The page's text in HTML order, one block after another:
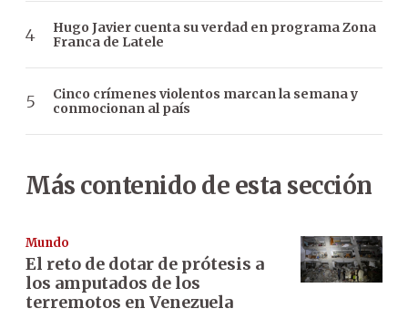
Hugo Javier cuenta su verdad en programa Zona
Franca de Latele
Cinco crímenes violentos marcan la semana y
conmocionan al país
Más contenido de esta sección
Mundo
El reto de dotar de prótesis a
los amputados de los
terremotos en Venezuela